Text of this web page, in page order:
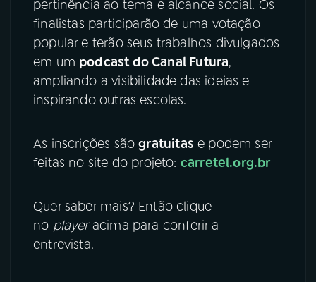
pertinência ao tema e alcance social. Os
finalistas participarão de uma votação
popular e terão seus trabalhos divulgados
em um podcast do Canal Futura,
ampliando a visibilidade das ideias e
inspirando outras escolas.
As inscrições sãogratuitas e podem ser
feitas no site do projeto: carretel.org.br
Quer saber mais? Então clique
no playeracima para conferir a
entrevista.